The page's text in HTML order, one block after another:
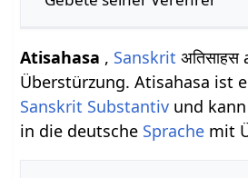
Atisahasa , Sanskrit
Überstürzung. Atisahasa ist
Sanskrit Substantiv und
in die deutsche Sprache mit